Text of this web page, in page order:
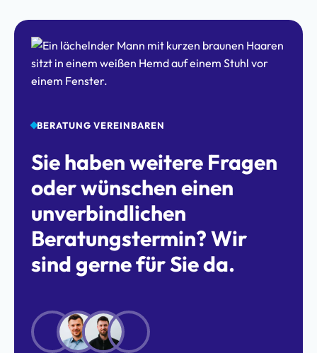
BERATUNG VEREINBAREN
Sie haben weitere Fragen
oder wünschen einen
unverbindlichen
Beratungstermin? Wir
sind gerne für Sie da.